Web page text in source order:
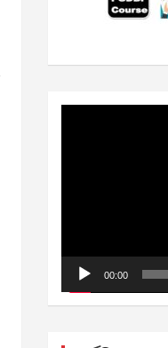
00:00